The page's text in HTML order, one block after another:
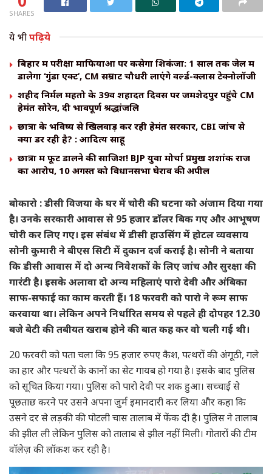
SHARES
ये भीपढ़िये
बिहार में परीक्षा माफियाओं पर कसेगा शिकंजा: 1 साल तक जेल में
डालेगा ‘गुंडा एक्ट’, CM सम्राट चौधरी लाएंगे वर्ल्ड-क्लास टेक्नोलॉजी
शहीद निर्मल महतो के 39वें शहादत दिवस पर जमशेदपुर पहुंचे CM
हेमंत सोरेन, दी भावपूर्ण श्रद्धांजलि
छात्रों के भविष्य से खिलवाड़ कर रही हेमंत सरकार, CBI जांच से
क्यों डर रही है? : आदित्य साहू
छात्रों में फूट डालने की साजिश! BJP युवा मोर्चा प्रमुख शशांक राज
का आरोप, 10 अगस्त को विधानसभा घेराव की अपील
बोकारो : डीसी विजया के घर में चोरी की घटना को अंजाम दिया गया
है। उनके सरकारी आवास से 95 हजार डॉलर बिक गए और आभूषण
चोरी कर लिए गए। इस संबंध में डीसी हाउसिंग में होटल व्यवसाय
सोनी कुमारी ने बीएस सिटी में दुकान दर्ज कराई है। सोनी ने बताया
कि डीसी आवास में दो अन्य निवेशकों के लिए जांच और सुरक्षा की
गारंटी है। इसके अलावा दो अन्य महिलाएं पारो देवी और अंबिका
साफ-सफाई का काम करती हैं। 18 फरवरी को पारो ने रूम साफ
करवाया था। लेकिन अपने निर्धारित समय से पहले ही दोपहर 12.30
बजे बेटी की तबीयत खराब होने की बात कह कर वो चली गई थी।
20 फरवरी को पता चला कि 95 हजार रुपए कैश, पत्थरों की अंगूठी, गले
का हार और पत्थरों के कानों का सेट गायब हो गया है। इसके बाद पुलिस
को सूचित किया गया। पुलिस को पारो देवी पर शक हुआ। सच्चाई से
पूछताछ करने पर उसने अपना जुर्म इमानदारी कर लिया और कहा कि
उसने दर से लड़की की पोटली चास तालाब में फेंक दी है। पुलिस ने तालाब
की झील ली लेकिन पुलिस को तालाब से झील नहीं मिली। गोतारों की टीम
वाॅलेज़ की लॉकश कर रही है।